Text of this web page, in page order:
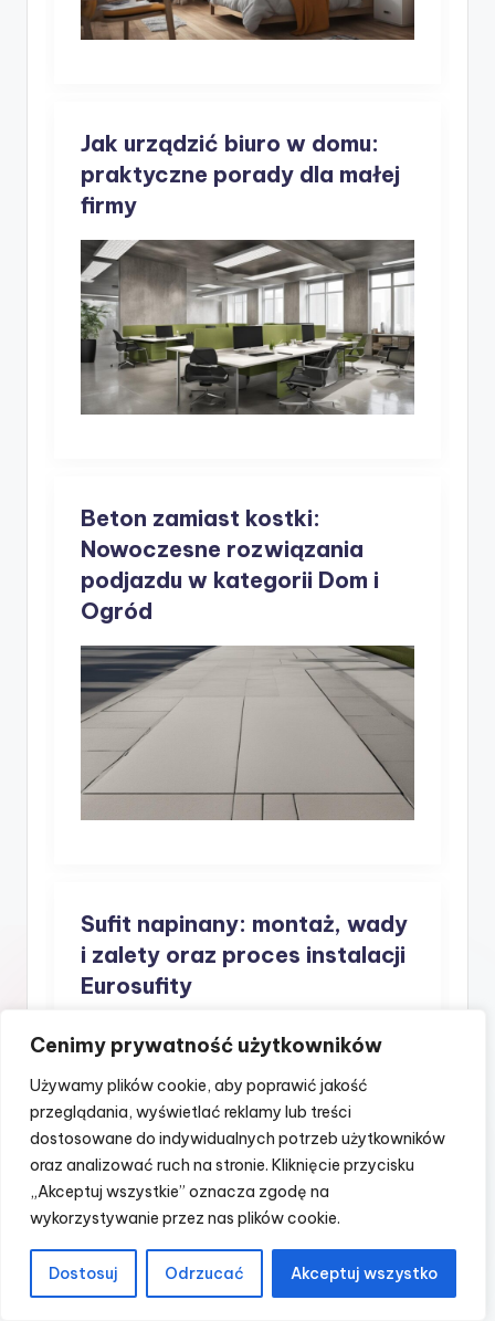
Cenimy prywatność użytkowników
Używamy plików cookie, aby poprawić jakość
przeglądania, wyświetlać reklamy lub treści
dostosowane do indywidualnych potrzeb użytkowników
oraz analizować ruch na stronie. Kliknięcie przycisku
„Akceptuj wszystkie” oznacza zgodę na
wykorzystywanie przez nas plików cookie.
Dostosuj Odrzucać Akceptuj wszystko
Jak urządzić biuro w domu:
praktyczne porady dla małej
firmy
Beton zamiast kostki:
Nowoczesne rozwiązania
podjazdu w kategorii Dom i
Ogród
Sufit napinany: montaż, wady
i zalety oraz proces instalacji
Eurosufity
Aranżacje ogrodu z trawami